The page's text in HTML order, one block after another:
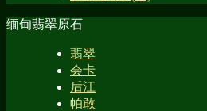
缅甸翡翠原石
翡翠
会卡
后江
帕敢